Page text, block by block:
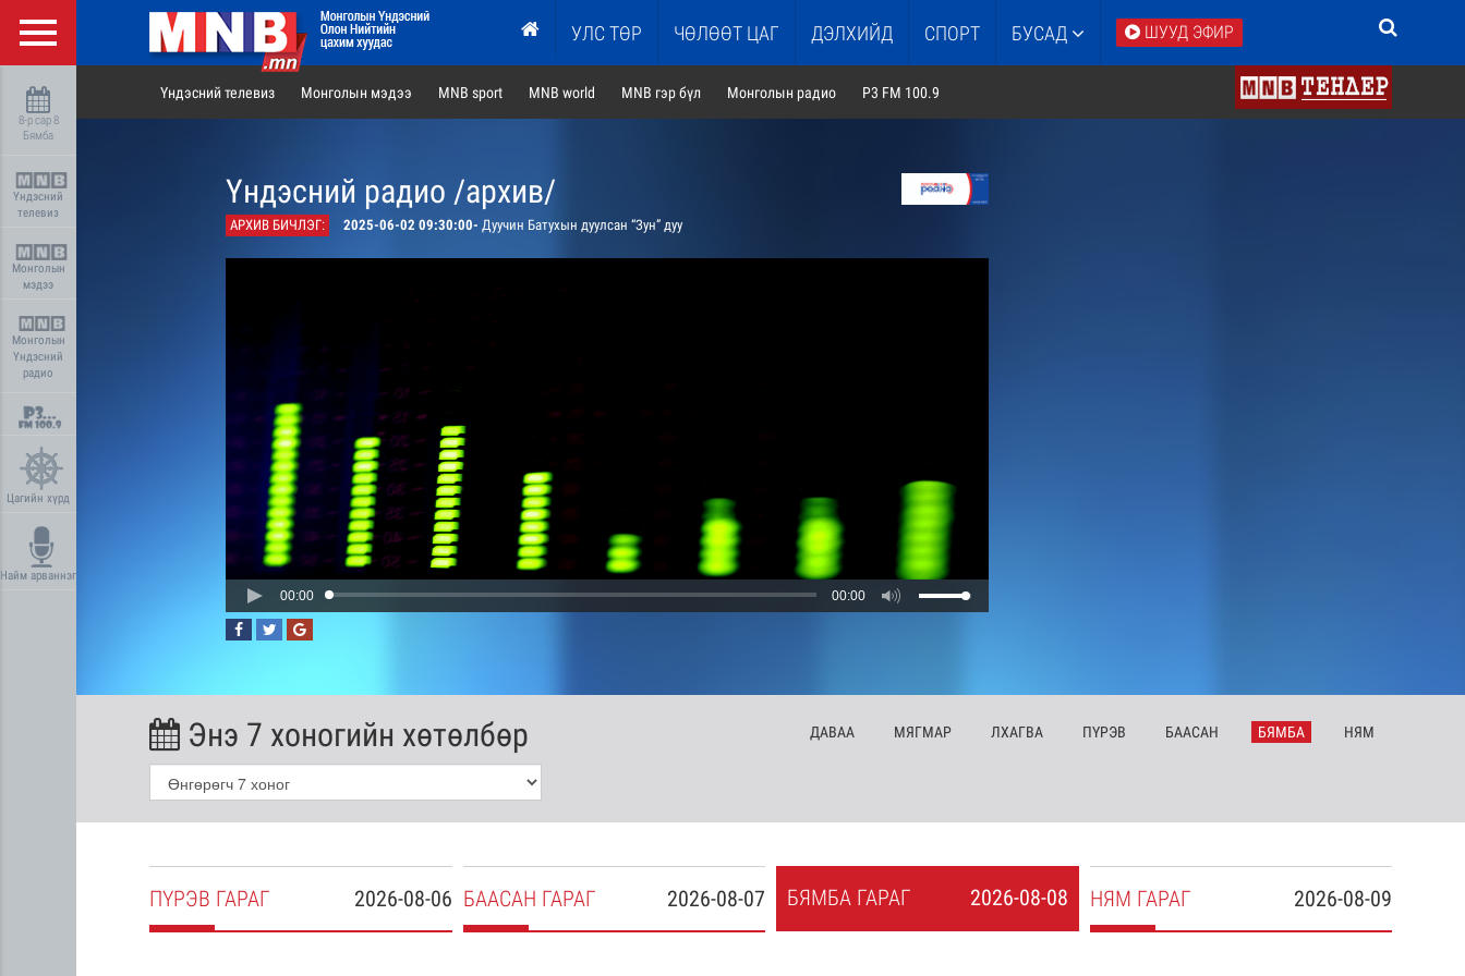
УЛС ТӨР ЧӨЛӨӨТ ЦАГ ДЭЛХИЙД СПОРТ БУСАД ШУУД ЭФИР
8-р сар 8
Бямба
Үндэсний
телевиз
Монголын
мэдээ
Монголын
Үндэсний
радио
Цагийн хүрд
Найм арваннэг
Үндэсний телевиз Монголын мэдээ MNB sport MNB world MNB гэр бүл Монголын радио P3 FM 100.9
Үндэсний радио /архив/
АРХИВ БИЧЛЭГ: 2025-06-02 09:30:00- Дуучин Батухын дуулсан “Зун” дуу
00:00 00:00
Энэ 7 хоногийн хөтөлбөр ДАВАА МЯГМАР ЛХАГВА ПҮРЭВ БААСАН БЯМБА НЯМ
2026-08-06
ПҮРЭВ ГАРАГ 2026-08-07
БААСАН ГАРАГ 2026-08-08
БЯМБА ГАРАГ 2026-08-09
НЯМ ГАРАГ